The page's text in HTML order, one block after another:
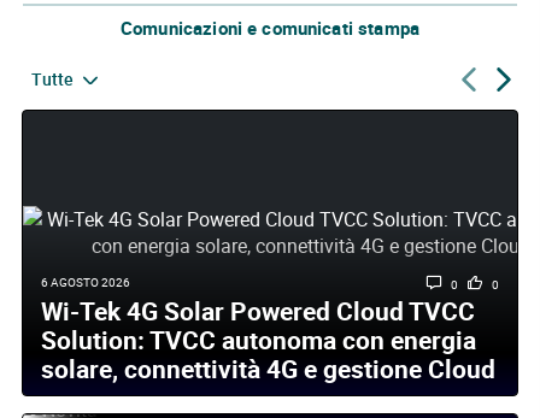
Comunicazioni e comunicati stampa
Tutte
6 AGOSTO 2026 0 0
Wi-Tek 4G Solar Powered Cloud TVCC
Solution: TVCC autonoma con energia
solare, connettività 4G e gestione Cloud